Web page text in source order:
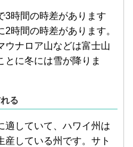
3時間の時差があります
時間の時差があります。
ウナロア山などは富士山
とに冬には雪が降りま
る
適していて、ハワイ州は
産している州です。サト